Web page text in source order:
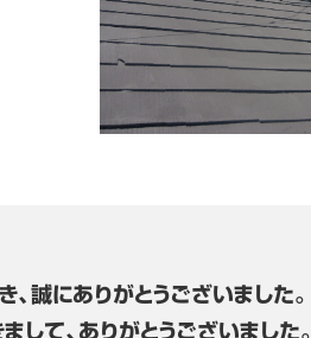
誠にありがとうございました。
して、ありがとうございました。